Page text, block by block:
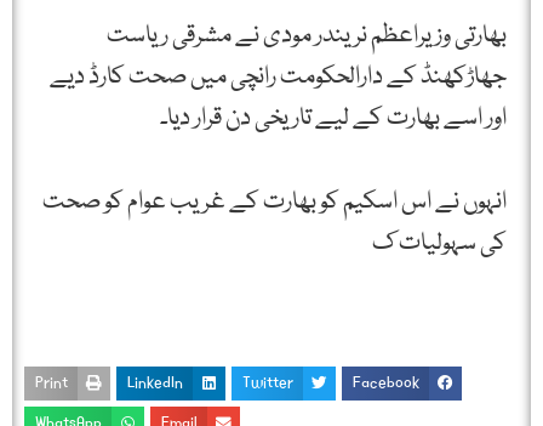
بھارتی وزیراعظم نریندر مودی نے مشرقی ریاست
جھاڑکھنڈ کے دارالحکومت رانچی میں صحت کارڈ دیے
اور اسے بھارت کے لیے تاریخی دن قرار دیا۔
انہوں نے اس اسکیم کو بھارت کے غریب عوام کو صحت
کی سہولیات ک
Facebook
Twitter
LinkedIn
Print